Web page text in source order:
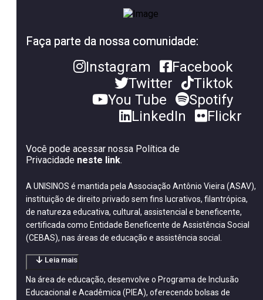
Faça parte da nossa comunidade:
Instagram
Facebook
Twitter
Tiktok
You Tube
Spotify
LinkedIn
Flickr
Você pode acessar nossa Política de
Privacidade neste link.
A UNISINOS é mantida pela Associação Antônio Vieira (ASAV),
instituição de direito privado sem fins lucrativos, filantrópica,
de natureza educativa, cultural, assistencial e beneficente,
certificada como Entidade Beneficente de Assistência Social
(CEBAS), nas áreas de educação e assistência social.
Leia mais
Na área de educação, desenvolve o Programa de Inclusão
Educacional e Acadêmica (PIEA), oferecendo bolsas de